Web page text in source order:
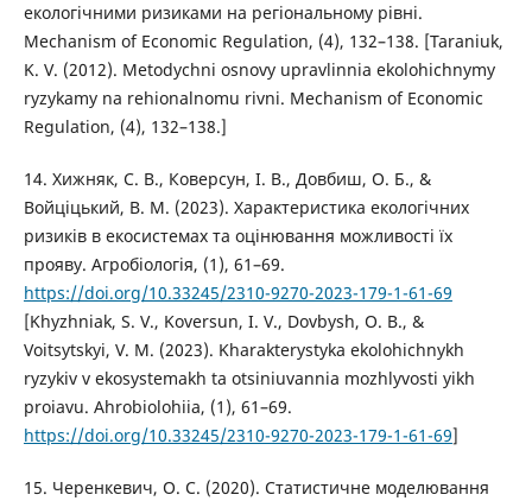
екологічними ризиками на регіональному рівні.
Mechanism of Economic Regulation, (4), 132–138. [Taraniuk,
K. V. (2012). Metodychni osnovy upravlinnia ekolohichnymy
ryzykamy na rehionalnomu rivni. Mechanism of Economic
Regulation, (4), 132–138.]
14. Хижняк, С. В., Коверсун, І. В., Довбиш, О. Б., &
Войціцький, В. М. (2023). Характеристика екологічних
ризиків в екосистемах та оцінювання можливості їх
прояву. Агробіологія, (1), 61–69.
https://doi.org/10.33245/2310-9270-2023-179-1-61-69
[Khyzhniak, S. V., Koversun, I. V., Dovbysh, O. B., &
Voitsytskyi, V. M. (2023). Kharakterystyka ekolohichnykh
ryzykiv v ekosystemakh ta otsiniuvannia mozhlyvosti yikh
proiavu. Ahrobiolohiia, (1), 61–69.
https://doi.org/10.33245/2310-9270-2023-179-1-61-69]
15. Черенкевич, О. С. (2020). Статистичне моделювання